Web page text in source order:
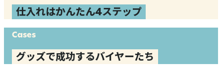
仕入れはかんたん4ステップ
Cases
グッズで成功するバイヤーたち